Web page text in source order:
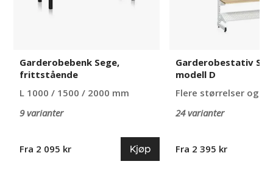
Garderobebenk Sege,
frittstående
L 1000 / 1500 / 2000 mm
9 varianter
Fra 2 095 kr Kjøp
Garderobestativ
modell D
Flere størrelser og
24 varianter
Fra 2 395 kr